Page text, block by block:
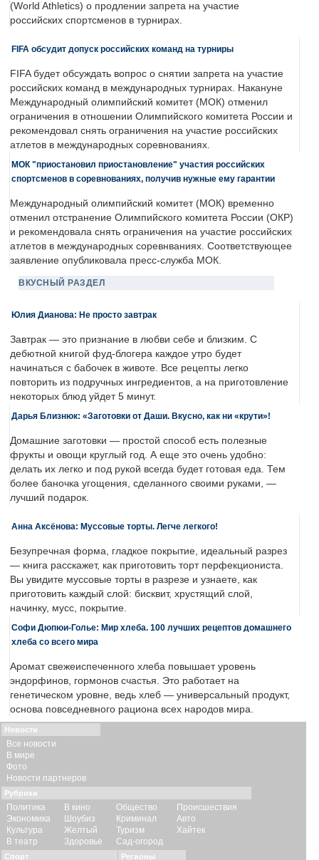
(World Athletics) о продлении запрета на участие
российских спортсменов в турнирах.
FIFA обсудит допуск российских команд на турниры
FIFA будет обсуждать вопрос о снятии запрета на участие
российских команд в международных турнирах. Накануне
Международный олимпийский комитет (МОК) отменил
ограничения в отношении Олимпийского комитета России и
рекомендовал снять ограничения на участие российских
атлетов в международных соревнованиях.
МОК "приостановил приостановление" участия российских
спортсменов в соревнованиях, получив нужные ему гарантии
Международный олимпийский комитет (МОК) временно
отменил отстранение Олимпийского комитета России (ОКР)
и рекомендовала снять ограничения на участие российских
атлетов в международных соревнваниях. Соответствующее
заявление опубликовала пресс-служба МОК.
ВКУСНЫЙ РАЗДЕЛ
Юлия Дианова: Не просто завтрак
Завтрак — это признание в любви себе и близким. С
дебютной книгой фуд-блогера каждое утро будет
начинаться с бабочек в животе. Все рецепты легко
повторить из подручных ингредиентов, а на приготовление
некоторых блюд уйдет 5 минут.
Дарья Близнюк: «Заготовки от Даши. Вкусно, как ни «крути»!
Домашние заготовки — простой способ есть полезные
фрукты и овощи круглый год. А еще это очень удобно:
делать их легко и под рукой всегда будет готовая еда. Тем
более баночка угощения, сделанного своими руками, —
лучший подарок.
Анна Аксёнова: Муссовые торты. Легче легкого!
Безупречная форма, гладкое покрытие, идеальный разрез
— книга расскажет, как приготовить торт перфекциониста.
Вы увидите муссовые торты в разрезе и узнаете, как
приготовить каждый слой: бисквит, хрустящий слой,
начинку, мусс, покрытие.
Софи Дюпюи-Голье: Мир хлеба. 100 лучших рецептов домашнего
хлеба со всего мира
Аромат свежеиспеченного хлеба повышает уровень
эндорфинов, гормонов счастья. Это работает на
генетическом уровне, ведь хлеб — универсальный продукт,
основа повседневного рациона всех народов мира.
Новости
Все новости
В мире
Фото
Новости партнеров
Рубрики
Политика
Экономика
Культура
В театр
В кино
Шоубиз
Желтый
Здоровье
Общество
Криминал
Туризм
Сад-огород
Происшествия
Авто
Хайтек
Спорт Регионы